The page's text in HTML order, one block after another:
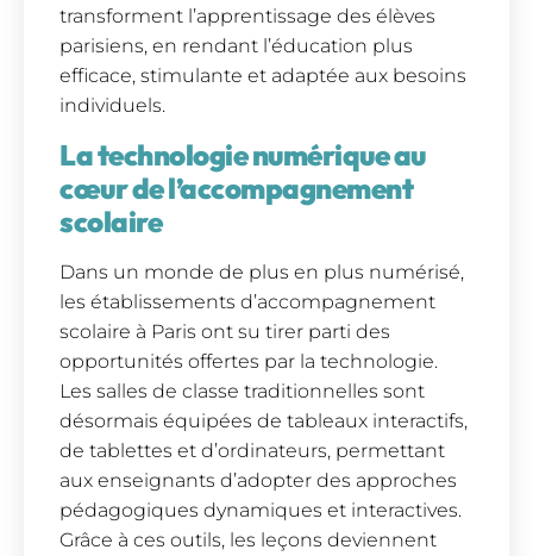
transforment l’apprentissage des élèves
parisiens, en rendant l’éducation plus
efficace, stimulante et adaptée aux besoins
individuels.
La technologie numérique au
cœur de l’accompagnement
scolaire
Dans un monde de plus en plus numérisé,
les établissements d’accompagnement
scolaire à Paris ont su tirer parti des
opportunités offertes par la technologie.
Les salles de classe traditionnelles sont
désormais équipées de tableaux interactifs,
de tablettes et d’ordinateurs, permettant
aux enseignants d’adopter des approches
pédagogiques dynamiques et interactives.
Grâce à ces outils, les leçons deviennent